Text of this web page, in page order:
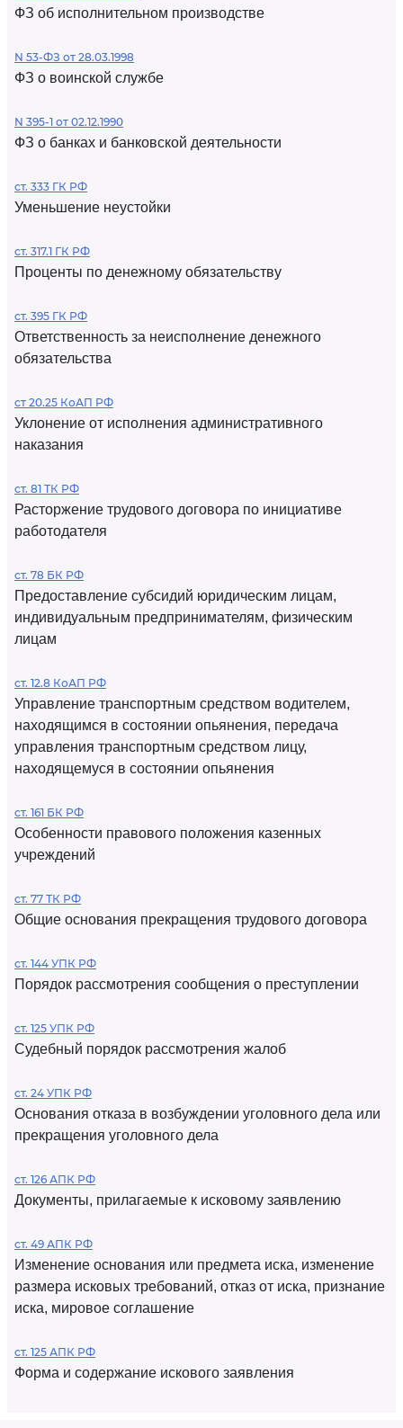
ФЗ об исполнительном производстве
N 53-ФЗ от 28.03.1998
ФЗ о воинской службе
N 395-1 от 02.12.1990
ФЗ о банках и банковской деятельности
ст. 333 ГК РФ
Уменьшение неустойки
ст. 317.1 ГК РФ
Проценты по денежному обязательству
ст. 395 ГК РФ
Ответственность за неисполнение денежного
обязательства
ст 20.25 КоАП РФ
Уклонение от исполнения административного
наказания
ст. 81 ТК РФ
Расторжение трудового договора по инициативе
работодателя
ст. 78 БК РФ
Предоставление субсидий юридическим лицам,
индивидуальным предпринимателям, физическим
лицам
ст. 12.8 КоАП РФ
Управление транспортным средством водителем,
находящимся в состоянии опьянения, передача
управления транспортным средством лицу,
находящемуся в состоянии опьянения
ст. 161 БК РФ
Особенности правового положения казенных
учреждений
ст. 77 ТК РФ
Общие основания прекращения трудового договора
ст. 144 УПК РФ
Порядок рассмотрения сообщения о преступлении
ст. 125 УПК РФ
Судебный порядок рассмотрения жалоб
ст. 24 УПК РФ
Основания отказа в возбуждении уголовного дела или
прекращения уголовного дела
ст. 126 АПК РФ
Документы, прилагаемые к исковому заявлению
ст. 49 АПК РФ
Изменение основания или предмета иска, изменение
размера исковых требований, отказ от иска, признание
иска, мировое соглашение
ст. 125 АПК РФ
Форма и содержание искового заявления